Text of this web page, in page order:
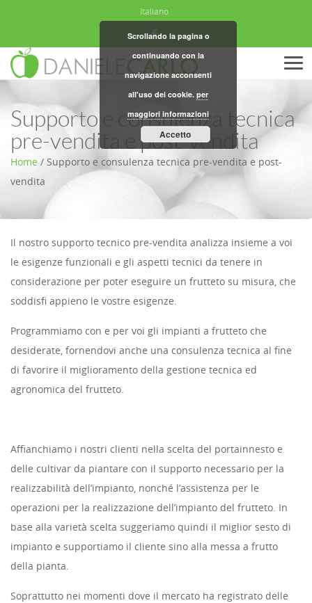
Italiano
Supporto e consulenza tecnica
pre-vendita e post-vendita
Home / Supporto e consulenza tecnica pre-vendita e post-
vendita
Il nostro supporto tecnico pre-vendita analizza insieme a voi
le esigenze funzionali e gli aspetti tecnici da tenere in
considerazione per poter eseguire un frutteto su misura, che
soddisfi appieno le vostre esigenze.
Programmiamo con e per voi gli impianti a frutteto che
desiderate, fornendovi anche una consulenza tecnica al fine
di favorire il miglioramento della gestione tecnica ed
agronomica del frutteto.
Affianchiamo i nostri clienti nella scelta del portainnesto e
delle cultivar da piantare con il supporto necessario per la
realizzabilità dell’impianto, nonché l’assistenza per le
operazioni per la realizzazione dell’impianto del frutteto. In
base alla varietà scelta suggeriamo quindi il miglior sesto di
impianto e supportiamo il cliente sino alla messa a frutto
della pianta.
Soprattutto nei momenti dove il mercato ha registrato delle
Scrollando la pagina o
continuando con la
navigazione acconsenti
all'uso dei cookie. per
maggiori informazioni
Accetto